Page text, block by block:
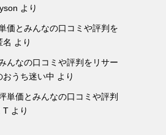
より
価とみんなの口コミや評判を
名 より
んなの口コミや評判をリサー
おうち迷い中 より
単価とみんなの口コミや評判
T より